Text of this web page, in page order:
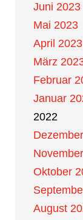
Juni 2023
Mai 2023
April 2023
März
Februar
Januar
2022
Oktober
August